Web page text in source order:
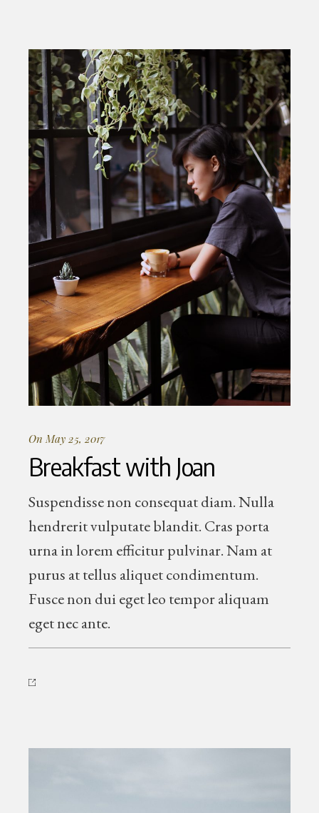
On May 25, 2017
Breakfast with Joan
Suspendisse non consequat diam. Nulla
hendrerit vulputate blandit. Cras porta
urna in lorem efficitur pulvinar. Nam at
purus at tellus aliquet condimentum.
Fusce non dui eget leo tempor aliquam
eget nec ante.